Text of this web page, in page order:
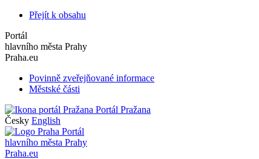
Přejít k obsahu
Portál
hlavního města Prahy
Praha.eu
Povinně zveřejňované informace
Městské části
Portál Pražana
Česky English
Portál
hlavního města Prahy
Praha.eu